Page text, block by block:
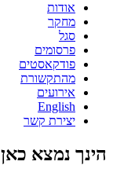
אודות
מחקר
סגל
פרסומים
פודקאסטים
מהתקשורת
אירועים
English
יצירת קשר
הינך נמצא כאן